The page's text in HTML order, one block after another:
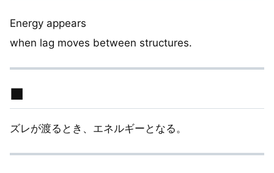
Energy appears
when lag moves between structures.
■
ズレが渡るとき、エネルギーとなる。